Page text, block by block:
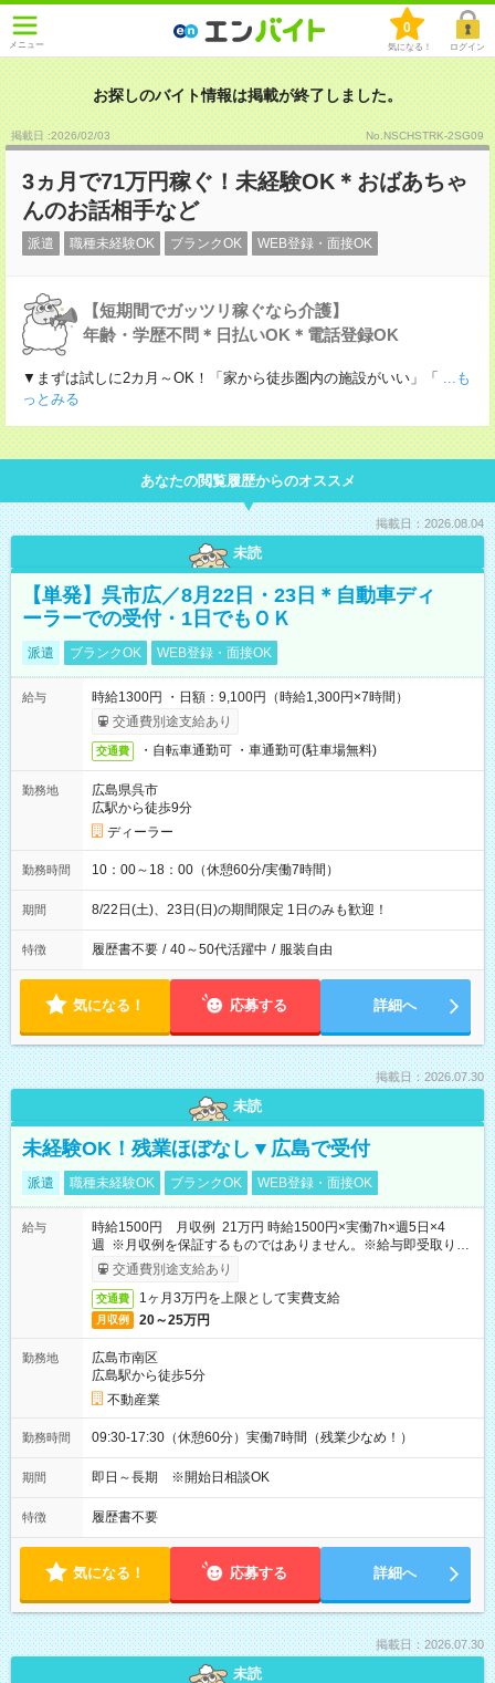
メニュー
0
気になる！ ログイン
お探しのバイト情報は掲載が終了しました。
掲載日 :2026/02/03 No.NSCHSTRK-2SG09
3ヵ月で71万円稼ぐ！未経験OK＊おばあちゃ
んのお話相手など
派遣 職種未経験OK ブランクOK WEB登録・面接OK
【短期間でガッツリ稼ぐなら介護】
年齢・学歴不問＊日払いOK＊電話登録OK
▼まずは試しに2カ月～OK！「家から徒歩圏内の施設がいい」「 ...も
っとみる
あなたの閲覧履歴からのオススメ
掲載日：2026.08.04
未読
【単発】呉市広／8月22日・23日＊自動車ディ
ーラーでの受付・1日でもＯＫ
派遣 ブランクOK WEB登録・面接OK
給与
時給1300円 ・日額：9,100円（時給1,300円×7時間）
交通費別途支給あり
交通費 ・自転車通勤可 ・車通勤可(駐車場無料)
勤務地
広島県呉市
広駅から徒歩9分
ディーラー
勤務時間 10：00～18：00（休憩60分/実働7時間）
期間 8/22日(土)、23日(日)の期間限定 1日のみも歓迎！
特徴 履歴書不要 / 40～50代活躍中 / 服装自由
気になる！ 応募する 詳細へ
掲載日：2026.07.30
未読
未経験OK！残業ほぼなし▼広島で受付
派遣 職種未経験OK ブランクOK WEB登録・面接OK
給与
時給1500円 月収例 21万円 時給1500円×実働7h×週5日×4
週 ※月収例を保証するものではありません。※給与即受取りサ
ービス利用可（利用条件有）
交通費別途支給あり
交通費 1ヶ月3万円を上限として実費支給
月収例 20～25万円
勤務地
広島市南区
広島駅から徒歩5分
不動産業
勤務時間 09:30-17:30（休憩60分）実働7時間（残業少なめ！）
期間 即日～長期 ※開始日相談OK
特徴 履歴書不要
気になる！ 応募する 詳細へ
掲載日：2026.07.30
未読